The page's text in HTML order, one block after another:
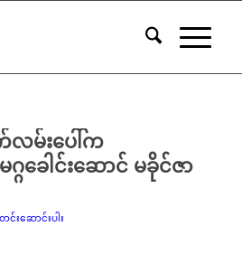
လမ်းပေါ်က
ခေါင်းဆောင် မခိုင်ဇာ
းဆောင်းပါး